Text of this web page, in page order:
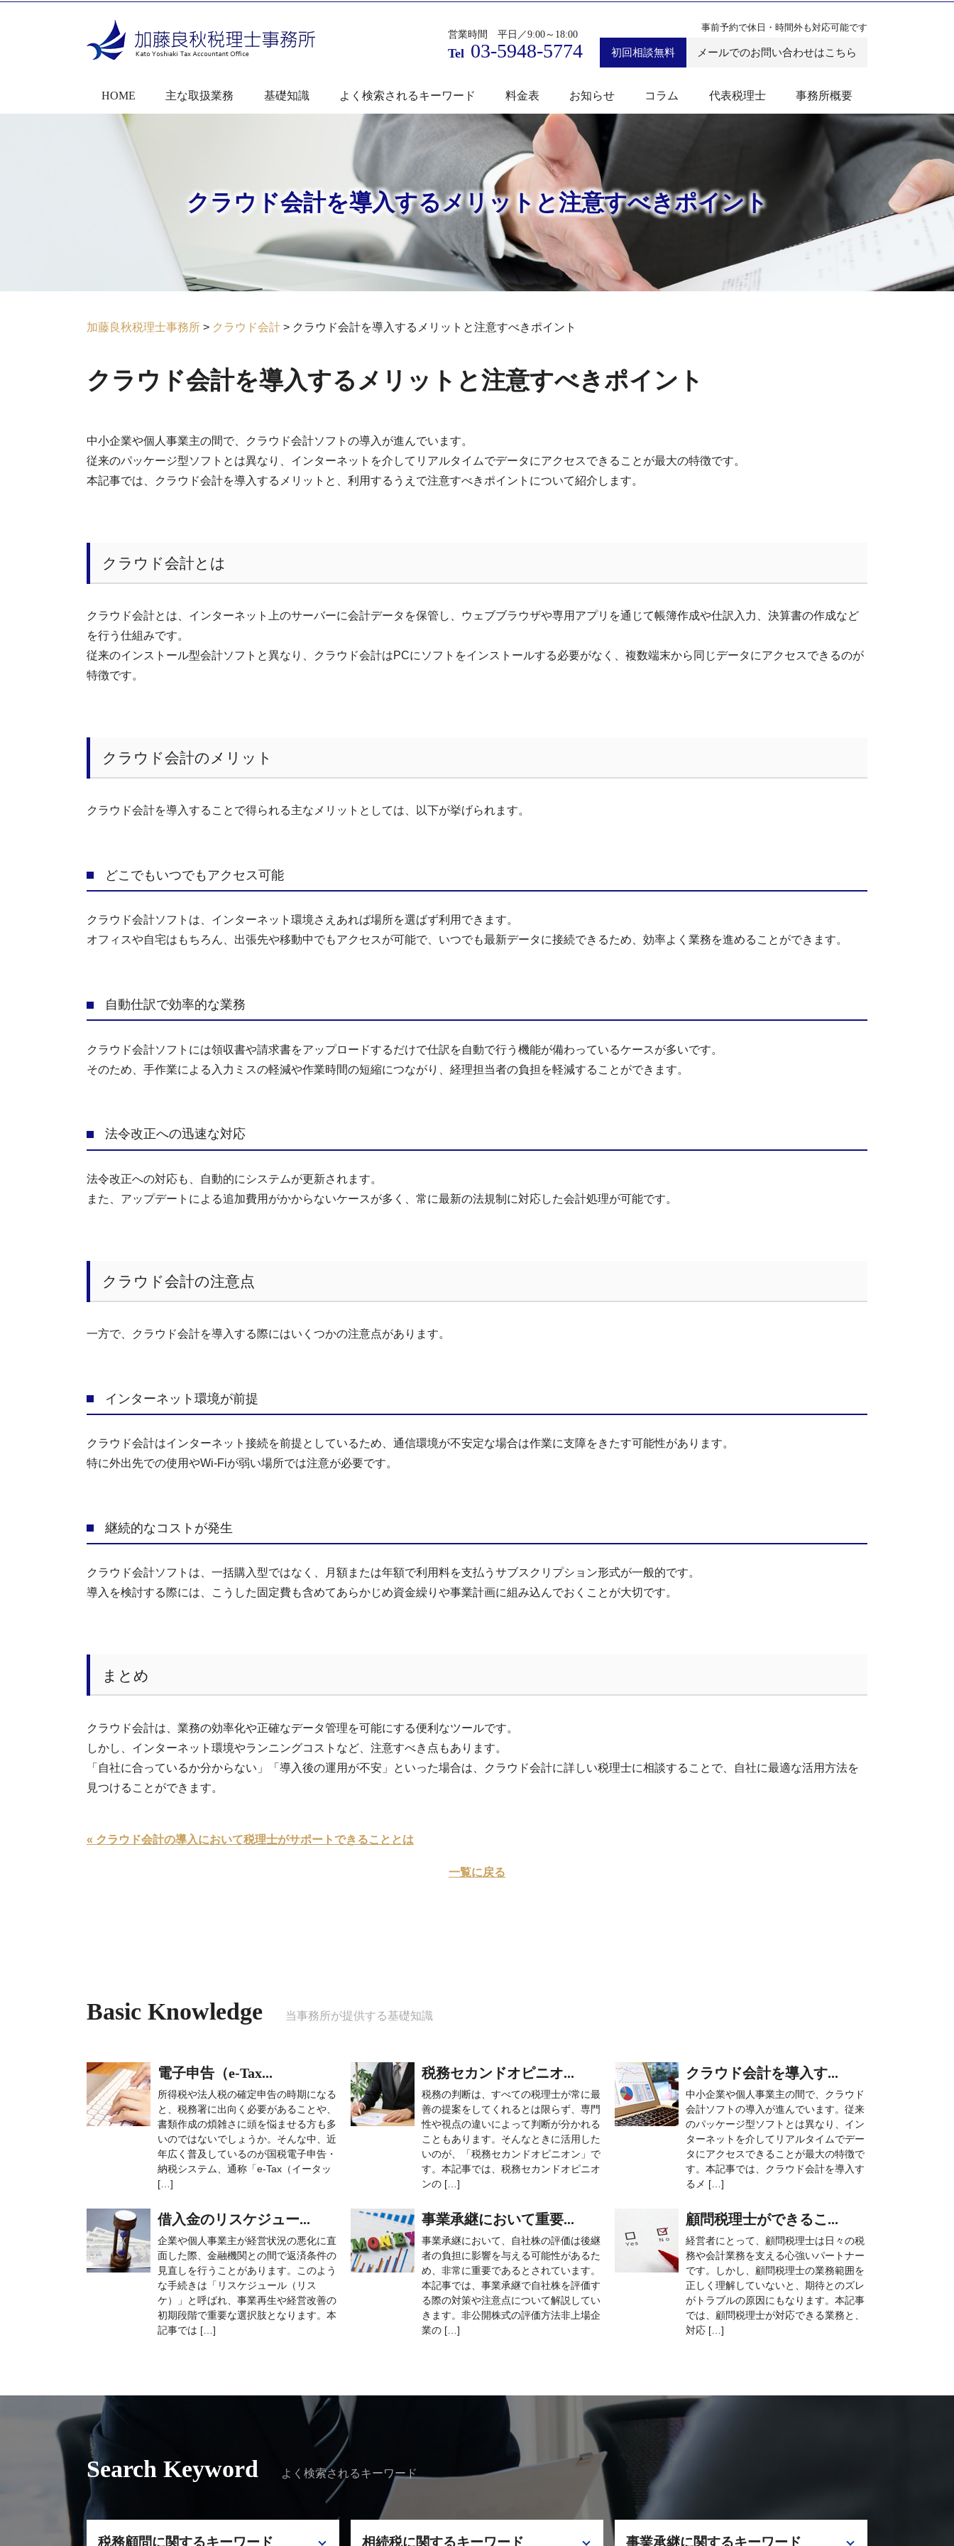
クラウド会計を導入するメリットと注意すべきポイント
営業時間 平日／9:00～18:00
Tel 03-5948-5774
事前予約で休日・時間外も対応可能です
初回相談無料 メールでのお問い合わせはこちら
HOME 主な取扱業務 基礎知識 よく検索されるキーワード 料金表 お知らせ コラム 代表税理士 事務所概要
加藤良秋税理士事務所 > クラウド会計 > クラウド会計を導入するメリットと注意すべきポイント
クラウド会計を導入するメリットと注意すべきポイント
中小企業や個人事業主の間で、クラウド会計ソフトの導入が進んでいます。
従来のパッケージ型ソフトとは異なり、インターネットを介してリアルタイムでデータにアクセスできることが最大の特徴です。
本記事では、クラウド会計を導入するメリットと、利用するうえで注意すべきポイントについて紹介します。
クラウド会計とは
クラウド会計とは、インターネット上のサーバーに会計データを保管し、ウェブブラウザや専用アプリを通じて帳簿作成や仕訳入力、決算書の作成など
を行う仕組みです。
従来のインストール型会計ソフトと異なり、クラウド会計はPCにソフトをインストールする必要がなく、複数端末から同じデータにアクセスできるのが
特徴です。
クラウド会計のメリット
クラウド会計を導入することで得られる主なメリットとしては、以下が挙げられます。
どこでもいつでもアクセス可能
クラウド会計ソフトは、インターネット環境さえあれば場所を選ばず利用できます。
オフィスや自宅はもちろん、出張先や移動中でもアクセスが可能で、いつでも最新データに接続できるため、効率よく業務を進めることができます。
自動仕訳で効率的な業務
クラウド会計ソフトには領収書や請求書をアップロードするだけで仕訳を自動で行う機能が備わっているケースが多いです。
そのため、手作業による入力ミスの軽減や作業時間の短縮につながり、経理担当者の負担を軽減することができます。
法令改正への迅速な対応
法令改正への対応も、自動的にシステムが更新されます。
また、アップデートによる追加費用がかからないケースが多く、常に最新の法規制に対応した会計処理が可能です。
クラウド会計の注意点
一方で、クラウド会計を導入する際にはいくつかの注意点があります。
インターネット環境が前提
クラウド会計はインターネット接続を前提としているため、通信環境が不安定な場合は作業に支障をきたす可能性があります。
特に外出先での使用やWi-Fiが弱い場所では注意が必要です。
継続的なコストが発生
クラウド会計ソフトは、一括購入型ではなく、月額または年額で利用料を支払うサブスクリプション形式が一般的です。
導入を検討する際には、こうした固定費も含めてあらかじめ資金繰りや事業計画に組み込んでおくことが大切です。
まとめ
クラウド会計は、業務の効率化や正確なデータ管理を可能にする便利なツールです。
しかし、インターネット環境やランニングコストなど、注意すべき点もあります。
「自社に合っているか分からない」「導入後の運用が不安」といった場合は、クラウド会計に詳しい税理士に相談することで、自社に最適な活用方法を
見つけることができます。
« クラウド会計の導入において税理士がサポートできることとは
一覧に戻る
Basic Knowledge 当事務所が提供する基礎知識
電子申告（e-Tax...
所得税や法人税の確定申告の時期になる
と、税務署に出向く必要があることや、
書類作成の煩雑さに頭を悩ませる方も多
いのではないでしょうか。そんな中、近
年広く普及しているのが国税電子申告・
納税システム、通称「e-Tax（イータッ
[…]
税務セカンドオピニオ...
税務の判断は、すべての税理士が常に最
善の提案をしてくれるとは限らず、専門
性や視点の違いによって判断が分かれる
こともあります。そんなときに活用した
いのが、「税務セカンドオピニオン」で
す。本記事では、税務セカンドオピニオ
ンの […]
クラウド会計を導入す...
中小企業や個人事業主の間で、クラウド
会計ソフトの導入が進んでいます。従来
のパッケージ型ソフトとは異なり、イン
ターネットを介してリアルタイムでデー
タにアクセスできることが最大の特徴で
す。本記事では、クラウド会計を導入す
るメ […]
借入金のリスケジュー...
企業や個人事業主が経営状況の悪化に直
面した際、金融機関との間で返済条件の
見直しを行うことがあります。このよう
な手続きは「リスケジュール（リス
ケ）」と呼ばれ、事業再生や経営改善の
初期段階で重要な選択肢となります。本
記事では […]
事業承継において重要...
事業承継において、自社株の評価は後継
者の負担に影響を与える可能性があるた
め、非常に重要であるとされています。
本記事では、事業承継で自社株を評価す
る際の対策や注意点について解説してい
きます。非公開株式の評価方法非上場企
業の […]
顧問税理士ができるこ...
経営者にとって、顧問税理士は日々の税
務や会計業務を支える心強いパートナー
です。しかし、顧問税理士の業務範囲を
正しく理解していないと、期待とのズレ
がトラブルの原因にもなります。本記事
では、顧問税理士が対応できる業務と、
対応 […]
Search Keyword よく検索されるキーワード
税務顧問に関するキーワード 相続税に関するキーワード 事業承継に関するキーワード